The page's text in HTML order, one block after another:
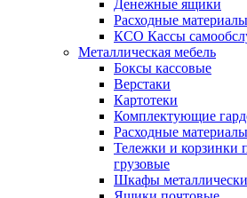
Денежные ящики
Расходные
КСО Кассы
Металлическая мебель
Боксы кассовые
Верстаки
Картотеки
Комплектующие
Расходные
Тележки и корзинки
грузовые
Шкафы